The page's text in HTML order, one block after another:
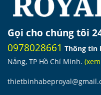
Gọi cho chúng tôi
0978028661 Thông tin
Nẵng, TP Hồ Chí Minh. (